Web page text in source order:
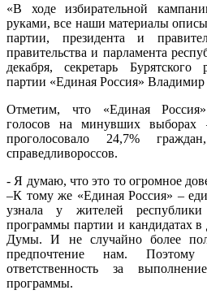
«В ходе избирательной
руками, все наши материалы
партии, президента и
правительства и парламента
декабря, секретарь Бурятского
партии «Единая Россия»
Отметим, что «Единая
голосов на минувших
проголосовало 24,7%
справедливороссов.
- Я думаю, что это то огромное
–К тому же «Единая Россия» –
узнала у жителей
программы партии и кандидатах в
Думы. И не случайно более
предпочтение нам.
ответственность за
программы.